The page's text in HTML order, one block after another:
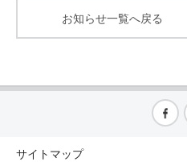
お知らせ一覧へ戻る
サイトマップ